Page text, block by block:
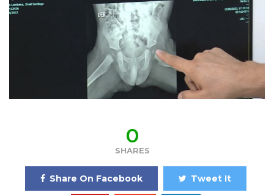
0
SHARES
Share On Facebook Tweet It